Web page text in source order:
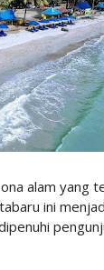
alam yang
ini